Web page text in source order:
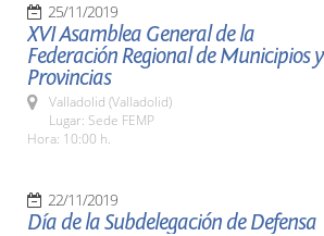
25/11/2019
XVI Asamblea General de la
Federación Regional de Municipios y
Provincias
Valladolid (Valladolid)
Lugar: Sede FEMP
Hora: 10:00 h.
22/11/2019
Día de la Subdelegación de Defensa